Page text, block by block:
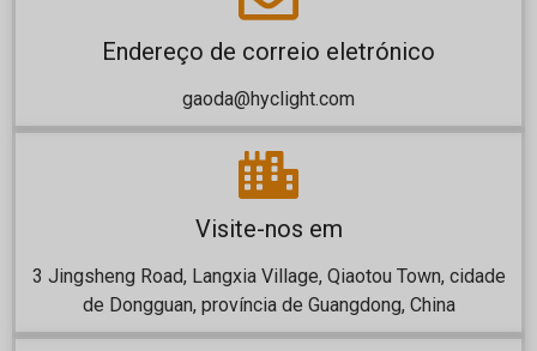
Endereço de correio eletrónico
gaoda@hyclight.com
Visite-nos em
3 Jingsheng Road, Langxia Village, Qiaotou Town, cidade
de Dongguan, província de Guangdong, China